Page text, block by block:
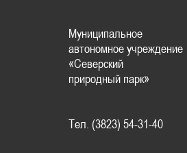
Муниципальное
автономное учреждение
«Северский
природный парк»
Тел. (3823) 54-31-40